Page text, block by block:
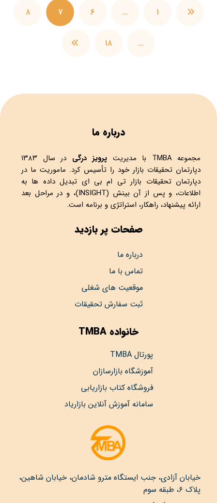
۱ … ۶ ۷ ۸
… ۱۸
درباره ما
مجموعهTMBA با مدیریت پرویز درگی
در سال ۱۳۸۳
دپارتمان تحقیقات بازار خود را تأسیس کرد. ماموریت ما در
دپارتمان تحقیقات بازار تی ام بی ای تبدیل داده ها به
اطلاعات، و پس از آن بینش (INSIGHT)، و در مراحل بعد
ارائه پیشنهاد، راهکار، استراتژی و برنامه است.
صفحات پر بازدید
درباره ما
تماس با ما
موقعیت های شغلی
ثبت سفارش تحقیقات
خانواده TMBA
پورتال TMBA
آموزشگاه بازارسازان
فروشگاه کتاب بازاریابی
سامانه آموزش آنلاین بازاریاد
خیابان آزادی، جنب ایستگاه مترو شادمان، خیابان شاهین،
پلاک ۶، طبقه سوم